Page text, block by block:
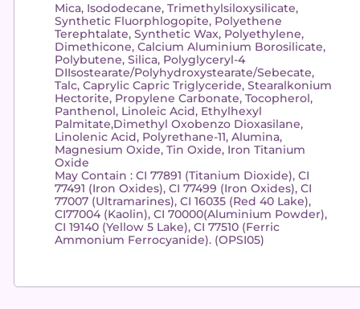
Mica, Isododecane, Trimethylsiloxysilicate,
Synthetic Fluorphlogopite, Polyethene
Terephtalate, Synthetic Wax, Polyethylene,
Dimethicone, Calcium Aluminium Borosilicate,
Polybutene, Silica, Polyglyceryl-4
DIIsostearate/Polyhydroxystearate/Sebecate,
Talc, Caprylic Capric Triglyceride, Stearalkonium
Hectorite, Propylene Carbonate, Tocopherol,
Panthenol, Linoleic Acid, Ethylhexyl
Palmitate,Dimethyl Oxobenzo Dioxasilane,
Linolenic Acid, Polyrethane-11, Alumina,
Magnesium Oxide, Tin Oxide, Iron Titanium
Oxide
May Contain : CI 77891 (Titanium Dioxide), CI
77491 (Iron Oxides), CI 77499 (Iron Oxides), CI
77007 (Ultramarines), CI 16035 (Red 40 Lake),
CI77004 (Kaolin), CI 70000(Aluminium Powder),
CI 19140 (Yellow 5 Lake), CI 77510 (Ferric
Ammonium Ferrocyanide). (OPSI05)